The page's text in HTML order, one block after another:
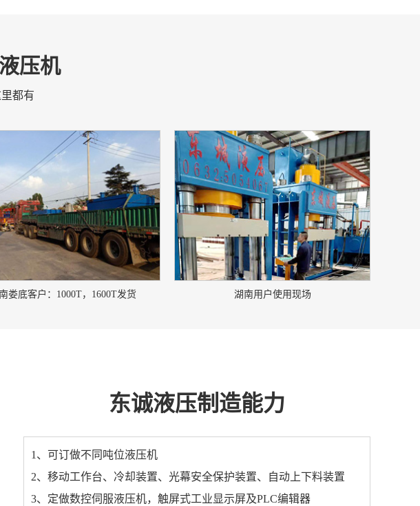
压机
都有
娄底客户：1000T，1600T发货 湖南用户使用现场
东诚液压制造能力
1、可订做不同吨位液压机
2、移动工作台、冷却装置、光幕安全保护装置、自动上下料装置
3、定做数控伺服液压机，触屏式工业显示屏及PLC编辑器